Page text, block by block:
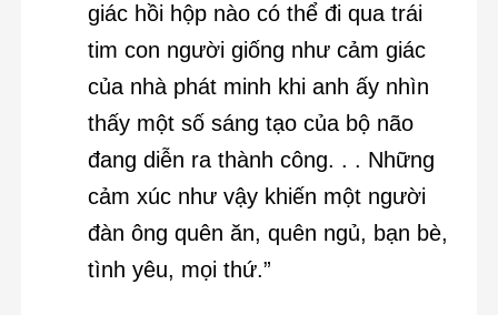
giác hồi hộp nào có thể đi qua trái
tim con người giống như cảm giác
của nhà phát minh khi anh ấy nhìn
thấy một số sáng tạo của bộ não
đang diễn ra thành công. . . Những
cảm xúc như vậy khiến một người
đàn ông quên ăn, quên ngủ, bạn bè,
tình yêu, mọi thứ.”